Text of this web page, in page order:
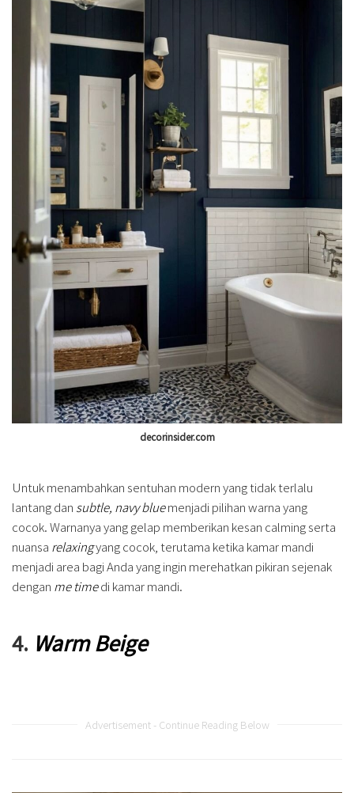
decorinsider.com
Untuk menambahkan sentuhan modern yang tidak terlalu
lantang dan subtle, navy bluemenjadi pilihan warna yang
cocok. Warnanya yang gelap memberikan kesan calming serta
nuansa relaxingyang cocok, terutama ketika kamar mandi
menjadi area bagi Anda yang ingin merehatkan pikiran sejenak
dengan me timedi kamar mandi.
4. Warm Beige
Advertisement - Continue Reading Below